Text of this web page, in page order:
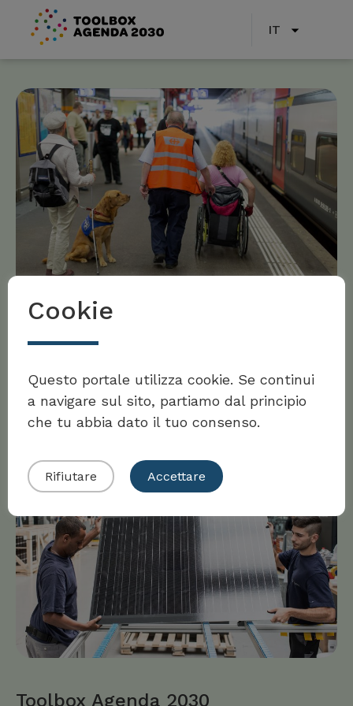
IT
Toolbox Agenda 2030
alla Toolbox
Toolbox Agenda 2030
Cookie
Questo portale utilizza cookie. Se continui
a navigare sul sito, partiamo dal principio
che tu abbia dato il tuo consenso.
Rifiutare Accettare